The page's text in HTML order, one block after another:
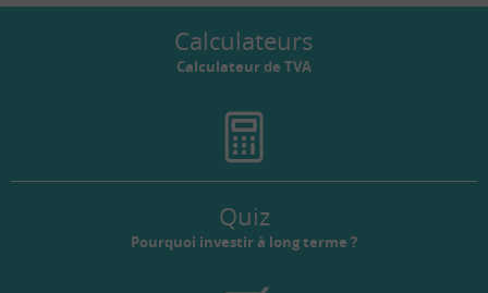
Calculateurs
Calculateur de TVA
Quiz
Pourquoi investir à long terme ?